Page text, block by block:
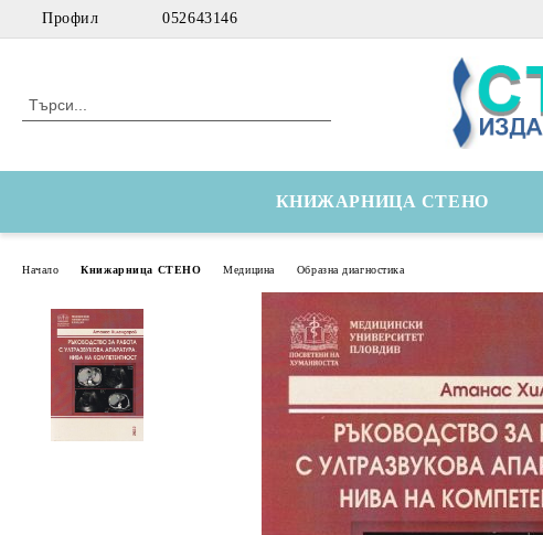
Профил 052643146
КНИЖАРНИЦА СТЕНО
Начало Книжарница СТЕНО Медицина Образна диагностика